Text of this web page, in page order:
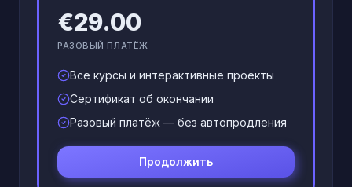
€29.00
РАЗОВЫЙ ПЛАТЁЖ
Все курсы и интерактивные проекты
Сертификат об окончании
Разовый платёж — без автопродления
Продолжить